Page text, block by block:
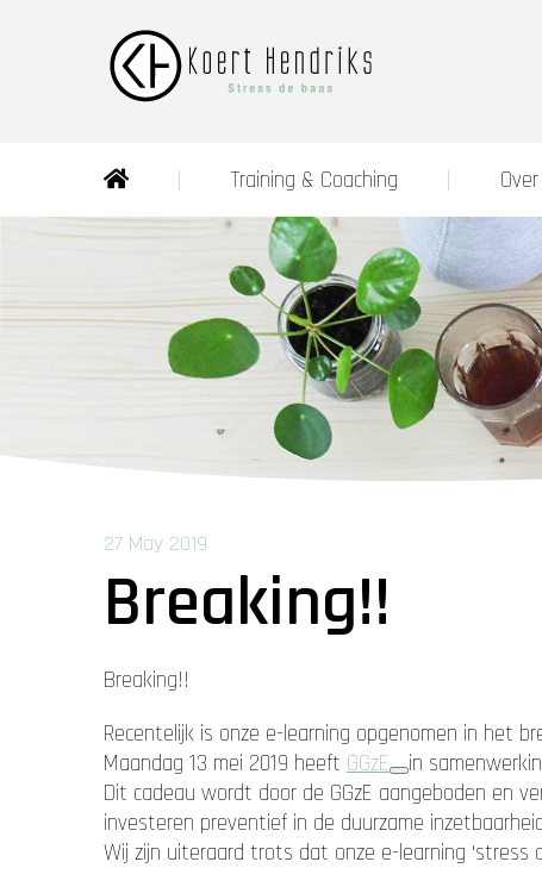
Training & Coaching
27 May 2019
Breaking!!
Breaking!!
Recentelijk is onze e-learning opgenomen in het
Maandag 13 mei 2019 heeft GGzE
in
Dit cadeau wordt door de GGzE aangeboden en
investeren preventief in de duurzame
Wij zijn uiteraard trots dat onze e-learning ‘stress